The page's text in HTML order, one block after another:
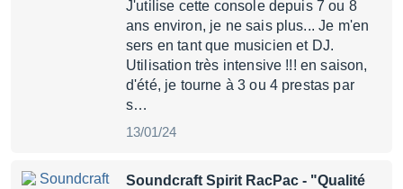
J'utilise cette console depuis 7 ou 8
ans environ, je ne sais plus... Je m'en
sers en tant que musicien et DJ.
Utilisation très intensive !!! en saison,
d'été, je tourne à 3 ou 4 prestas par
s…
13/01/24
Soundcraft Spirit RacPac - "Qualité